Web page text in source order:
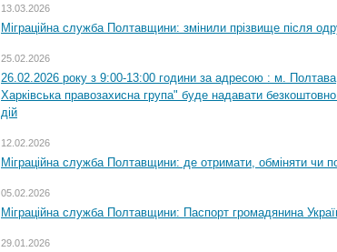
13.03.2026
Міграційна служба Полтавщини: змінили прізвище після
25.02.2026
26.02.2026 року з 9:00-13:00 години за адресою : м.
Харківська правозахисна група" буде надавати
дій
12.02.2026
Міграційна служба Полтавщини: де отримати, обміняти чи
05.02.2026
Міграційна служба Полтавщини: Паспорт громадянина
29.01.2026